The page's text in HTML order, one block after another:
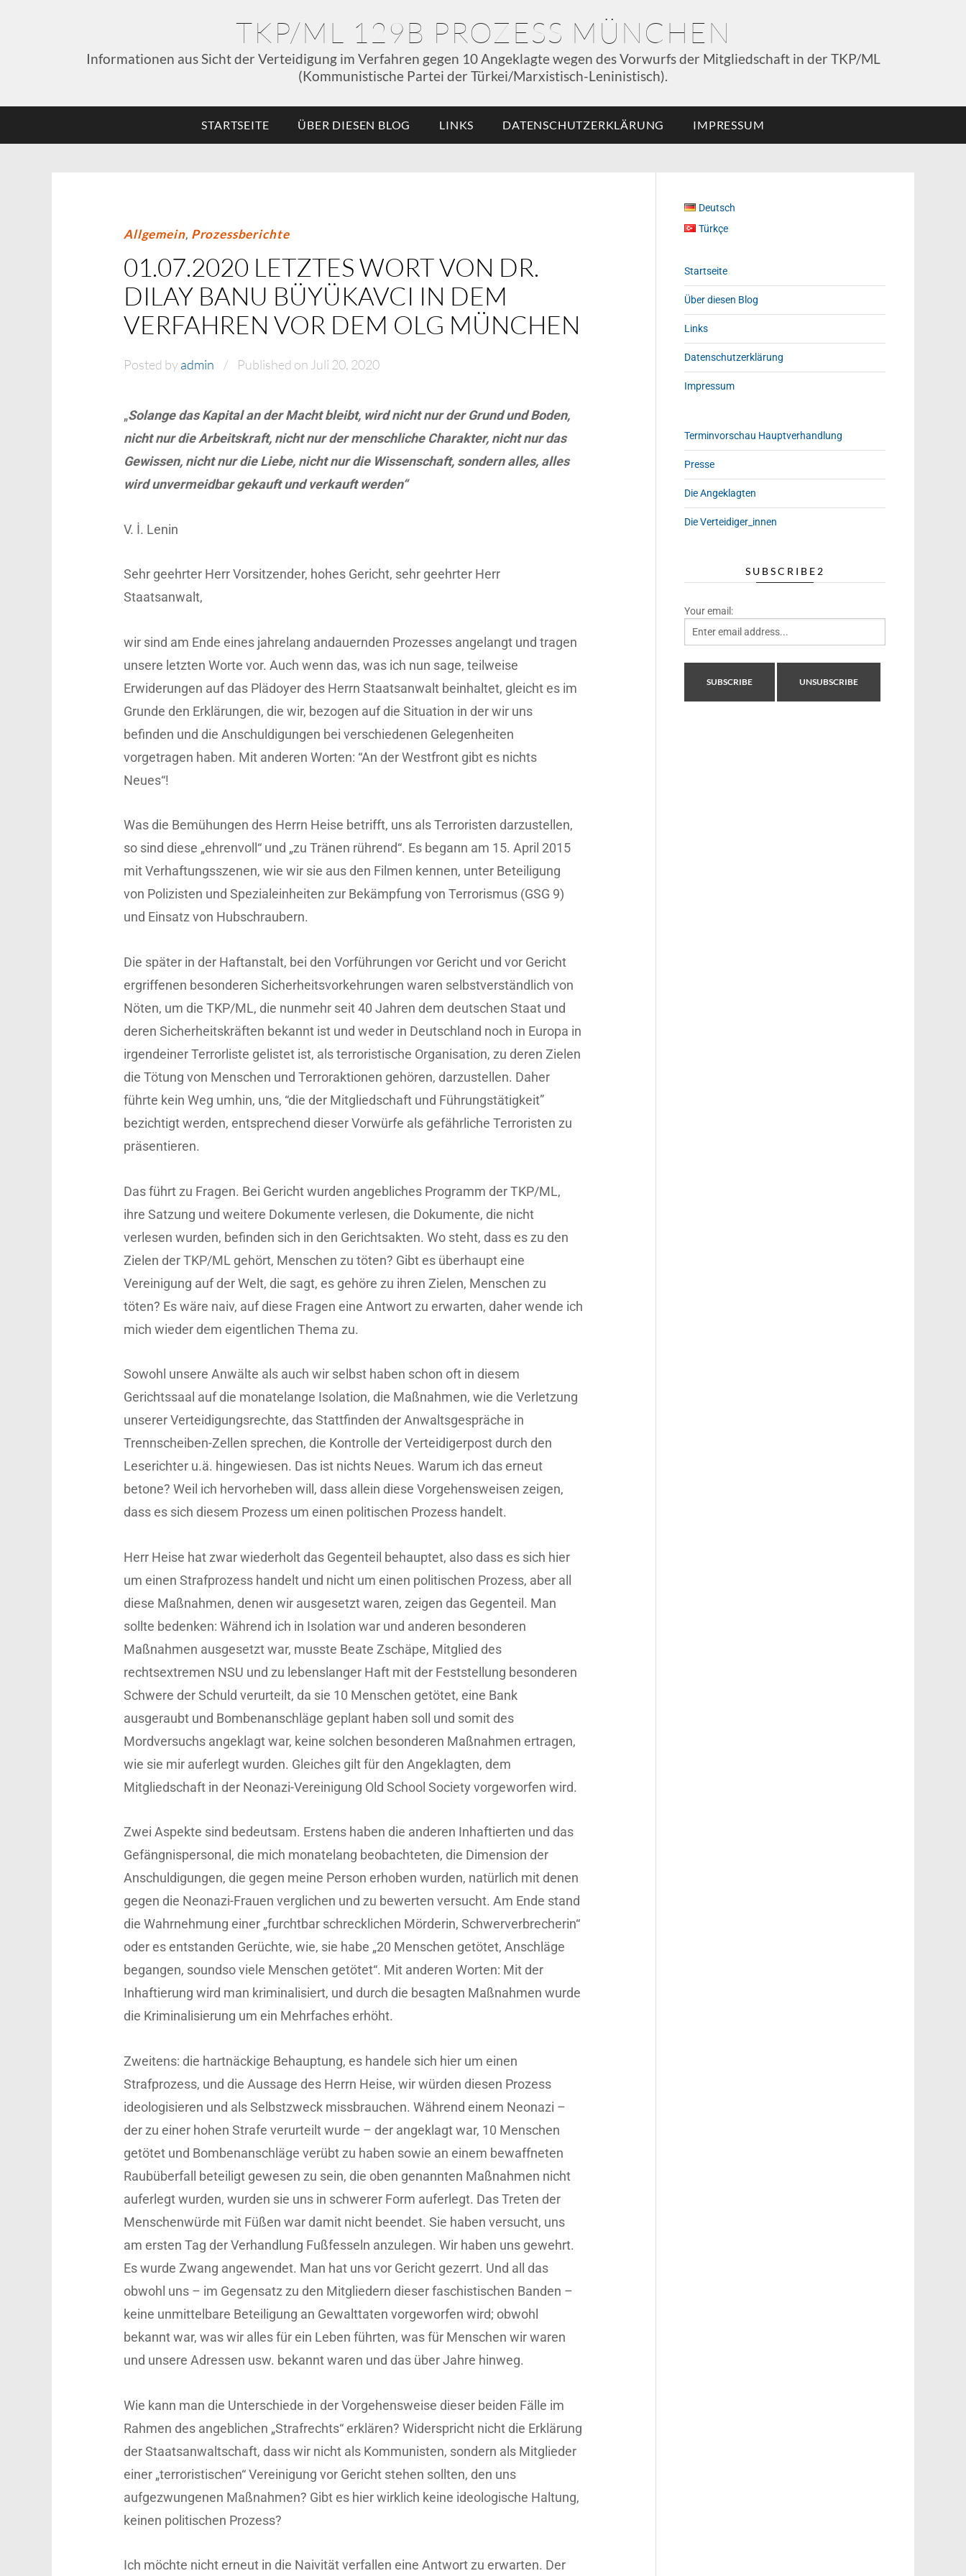
TKP/ML 129B PROZESS MÜNCHEN
Informationen aus Sicht der Verteidigung im Verfahren gegen 10 Angeklagte wegen des Vorwurfs der Mitgliedschaft in der TKP/ML
(Kommunistische Partei der Türkei/Marxistisch-Leninistisch).
STARTSEITE ÜBER DIESEN BLOG LINKS DATENSCHUTZERKLÄRUNG IMPRESSUM
Allgemein, Prozessberichte
01.07.2020 LETZTES WORT VON DR.
DILAY BANU BÜYÜKAVCI IN DEM
VERFAHREN VOR DEM OLG MÜNCHEN
Posted byadmin Published on Juli 20, 2020
„Solange das Kapital an der Macht bleibt, wird nicht nur der Grund und Boden,
nicht nur die Arbeitskraft, nicht nur der menschliche Charakter, nicht nur das
Gewissen, nicht nur die Liebe, nicht nur die Wissenschaft, sondern alles, alles
wird unvermeidbar gekauft und verkauft werden“
V. İ. Lenin
Sehr geehrter Herr Vorsitzender, hohes Gericht, sehr geehrter Herr
Staatsanwalt,
wir sind am Ende eines jahrelang andauernden Prozesses angelangt und tragen
unsere letzten Worte vor. Auch wenn das, was ich nun sage, teilweise
Erwiderungen auf das Plädoyer des Herrn Staatsanwalt beinhaltet, gleicht es im
Grunde den Erklärungen, die wir, bezogen auf die Situation in der wir uns
befinden und die Anschuldigungen bei verschiedenen Gelegenheiten
vorgetragen haben. Mit anderen Worten: “An der Westfront gibt es nichts
Neues“!
Was die Bemühungen des Herrn Heise betrifft, uns als Terroristen darzustellen,
so sind diese „ehrenvoll“ und „zu Tränen rührend“. Es begann am 15. April 2015
mit Verhaftungsszenen, wie wir sie aus den Filmen kennen, unter Beteiligung
von Polizisten und Spezialeinheiten zur Bekämpfung von Terrorismus (GSG 9)
und Einsatz von Hubschraubern.
Die später in der Haftanstalt, bei den Vorführungen vor Gericht und vor Gericht
ergriffenen besonderen Sicherheitsvorkehrungen waren selbstverständlich von
Nöten, um die TKP/ML, die nunmehr seit 40 Jahren dem deutschen Staat und
deren Sicherheitskräften bekannt ist und weder in Deutschland noch in Europa in
irgendeiner Terrorliste gelistet ist, als terroristische Organisation, zu deren Zielen
die Tötung von Menschen und Terroraktionen gehören, darzustellen. Daher
führte kein Weg umhin, uns, “die der Mitgliedschaft und Führungstätigkeit”
bezichtigt werden, entsprechend dieser Vorwürfe als gefährliche Terroristen zu
präsentieren.
Das führt zu Fragen. Bei Gericht wurden angebliches Programm der TKP/ML,
ihre Satzung und weitere Dokumente verlesen, die Dokumente, die nicht
verlesen wurden, befinden sich in den Gerichtsakten. Wo steht, dass es zu den
Zielen der TKP/ML gehört, Menschen zu töten? Gibt es überhaupt eine
Vereinigung auf der Welt, die sagt, es gehöre zu ihren Zielen, Menschen zu
töten? Es wäre naiv, auf diese Fragen eine Antwort zu erwarten, daher wende ich
mich wieder dem eigentlichen Thema zu.
Sowohl unsere Anwälte als auch wir selbst haben schon oft in diesem
Gerichtssaal auf die monatelange Isolation, die Maßnahmen, wie die Verletzung
unserer Verteidigungsrechte, das Stattfinden der Anwaltsgespräche in
Trennscheiben-Zellen sprechen, die Kontrolle der Verteidigerpost durch den
Leserichter u.ä. hingewiesen. Das ist nichts Neues. Warum ich das erneut
betone? Weil ich hervorheben will, dass allein diese Vorgehensweisen zeigen,
dass es sich diesem Prozess um einen politischen Prozess handelt.
Herr Heise hat zwar wiederholt das Gegenteil behauptet, also dass es sich hier
um einen Strafprozess handelt und nicht um einen politischen Prozess, aber all
diese Maßnahmen, denen wir ausgesetzt waren, zeigen das Gegenteil. Man
sollte bedenken: Während ich in Isolation war und anderen besonderen
Maßnahmen ausgesetzt war, musste Beate Zschäpe, Mitglied des
rechtsextremen NSU und zu lebenslanger Haft mit der Feststellung besonderen
Schwere der Schuld verurteilt, da sie 10 Menschen getötet, eine Bank
ausgeraubt und Bombenanschläge geplant haben soll und somit des
Mordversuchs angeklagt war, keine solchen besonderen Maßnahmen ertragen,
wie sie mir auferlegt wurden. Gleiches gilt für den Angeklagten, dem
Mitgliedschaft in der Neonazi-Vereinigung Old School Society vorgeworfen wird.
Zwei Aspekte sind bedeutsam. Erstens haben die anderen Inhaftierten und das
Gefängnispersonal, die mich monatelang beobachteten, die Dimension der
Anschuldigungen, die gegen meine Person erhoben wurden, natürlich mit denen
gegen die Neonazi-Frauen verglichen und zu bewerten versucht. Am Ende stand
die Wahrnehmung einer „furchtbar schrecklichen Mörderin, Schwerverbrecherin“
oder es entstanden Gerüchte, wie, sie habe „20 Menschen getötet, Anschläge
begangen, soundso viele Menschen getötet“. Mit anderen Worten: Mit der
Inhaftierung wird man kriminalisiert, und durch die besagten Maßnahmen wurde
die Kriminalisierung um ein Mehrfaches erhöht.
Zweitens: die hartnäckige Behauptung, es handele sich hier um einen
Strafprozess, und die Aussage des Herrn Heise, wir würden diesen Prozess
ideologisieren und als Selbstzweck missbrauchen. Während einem Neonazi –
der zu einer hohen Strafe verurteilt wurde – der angeklagt war, 10 Menschen
getötet und Bombenanschläge verübt zu haben sowie an einem bewaffneten
Raubüberfall beteiligt gewesen zu sein, die oben genannten Maßnahmen nicht
auferlegt wurden, wurden sie uns in schwerer Form auferlegt. Das Treten der
Menschenwürde mit Füßen war damit nicht beendet. Sie haben versucht, uns
am ersten Tag der Verhandlung Fußfesseln anzulegen. Wir haben uns gewehrt.
Es wurde Zwang angewendet. Man hat uns vor Gericht gezerrt. Und all das
obwohl uns – im Gegensatz zu den Mitgliedern dieser faschistischen Banden –
keine unmittelbare Beteiligung an Gewalttaten vorgeworfen wird; obwohl
bekannt war, was wir alles für ein Leben führten, was für Menschen wir waren
und unsere Adressen usw. bekannt waren und das über Jahre hinweg.
Wie kann man die Unterschiede in der Vorgehensweise dieser beiden Fälle im
Rahmen des angeblichen „Strafrechts“ erklären? Widerspricht nicht die Erklärung
der Staatsanwaltschaft, dass wir nicht als Kommunisten, sondern als Mitglieder
einer „terroristischen“ Vereinigung vor Gericht stehen sollten, den uns
aufgezwungenen Maßnahmen? Gibt es hier wirklich keine ideologische Haltung,
keinen politischen Prozess?
Ich möchte nicht erneut in die Naivität verfallen eine Antwort zu erwarten. Der
Deutsch
Türkçe
Startseite
Über diesen Blog
Links
Datenschutzerklärung
Impressum
Terminvorschau Hauptverhandlung
Presse
Die Angeklagten
Die Verteidiger_innen
SUBSCRIBE2
Your email: